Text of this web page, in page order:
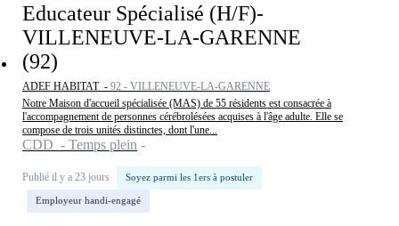
Educateur Spécialisé (H/F)-
VILLENEUVE-LA-GARENNE
(92)
ADEF HABITAT - 92 - VILLENEUVE-LA-GARENNE
Notre Maison d'accueil spécialisée (MAS) de 55 résidents est consacrée à
l'accompagnement de personnes cérébrolésées acquises à l'âge adulte. Elle se
compose de trois unités distinctes, dont l'une...
CDD - Temps plein
Publié il y a 23 jours Soyez parmi les 1ers à postuler
Employeur handi-engagé